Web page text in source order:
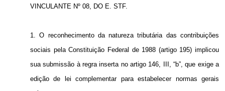
VINCULANTE Nº 08, DO E. STF.
1. O reconhecimento da natureza tributária das contribuições
sociais pela Constituição Federal de 1988 (artigo 195) implicou
sua submissão à regra inserta no artigo 146, III, “b”, que exige a
edição de lei complementar para estabelecer normas gerais